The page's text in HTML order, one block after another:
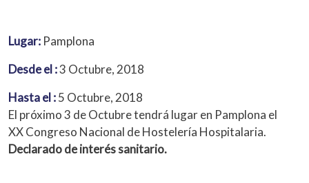
Lugar: Pamplona
Desde el :3 Octubre, 2018
Hasta el :5 Octubre, 2018
El próximo 3 de Octubre tendrá lugar en Pamplona el
XX Congreso Nacional de Hostelería Hospitalaria.
Declarado de interés sanitario.